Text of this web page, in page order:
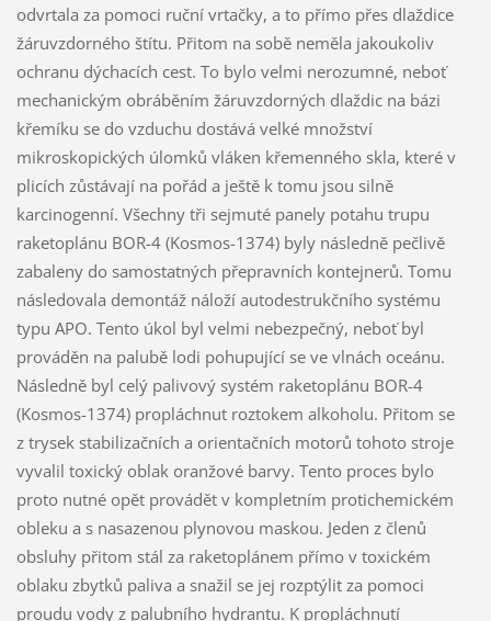
odvrtala za pomoci ruční vrtačky, a to přímo přes dlaždice
žáruvzdorného štítu. Přitom na sobě neměla jakoukoliv
ochranu dýchacích cest. To bylo velmi nerozumné, neboť
mechanickým obráběním žáruvzdorných dlaždic na bázi
křemíku se do vzduchu dostává velké množství
mikroskopických úlomků vláken křemenného skla, které v
plicích zůstávají na pořád a ještě k tomu jsou silně
karcinogenní. Všechny tři sejmuté panely potahu trupu
raketoplánu BOR-4 (Kosmos-1374) byly následně pečlivě
zabaleny do samostatných přepravních kontejnerů. Tomu
následovala demontáž náloží autodestrukčního systému
typu APO. Tento úkol byl velmi nebezpečný, neboť byl
prováděn na palubě lodi pohupující se ve vlnách oceánu.
Následně byl celý palivový systém raketoplánu BOR-4
(Kosmos-1374) propláchnut roztokem alkoholu. Přitom se
z trysek stabilizačních a orientačních motorů tohoto stroje
vyvalil toxický oblak oranžové barvy. Tento proces bylo
proto nutné opět provádět v kompletním protichemickém
obleku a s nasazenou plynovou maskou. Jeden z členů
obsluhy přitom stál za raketoplánem přímo v toxickém
oblaku zbytků paliva a snažil se jej rozptýlit za pomoci
proudu vody z palubního hydrantu. K propláchnutí